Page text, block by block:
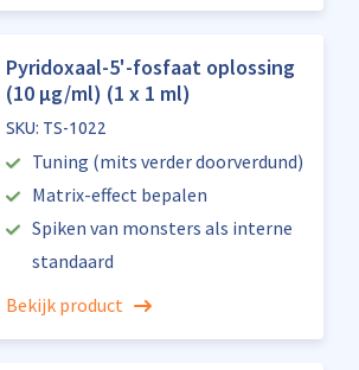
Pyridoxaal-5'-fosfaat oplossing
(10 µg/ml) (1 x 1 ml)
SKU: TS-1022
Tuning (mits verder doorverdund)
Matrix-effect bepalen
Spiken van monsters als interne
standaard
Bekijk product